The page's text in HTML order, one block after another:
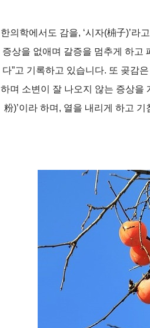
한의학에서도 감을, ‘시자(枾子)’라
증상을 없애며 갈증을 멈추게 하고
다”고 기록하고 있습니다. 또 곶감
하며 소변이 잘 나오지 않는 증상을
粉)’이라 하며, 열을 내리게 하고